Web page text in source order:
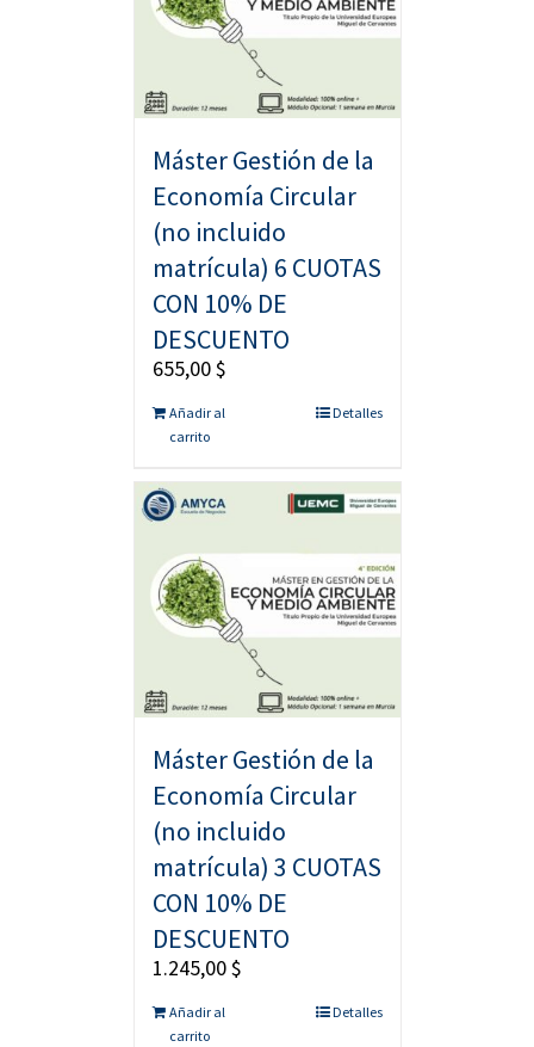
Máster Gestión de la
Economía Circular
(no incluido
matrícula) 6 CUOTAS
CON 10% DE
DESCUENTO
655,00$
Añadir al
carrito
Detalles
Máster Gestión de la
Economía Circular
(no incluido
matrícula) 3 CUOTAS
CON 10% DE
DESCUENTO
1.245,00$
Añadir al
carrito
Detalles